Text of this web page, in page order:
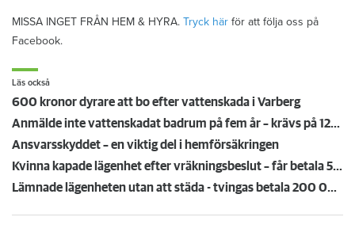
MISSA INGET FRÅN HEM & HYRA. Tryck här för att följa oss på
Facebook.
Läs också
600 kronor dyrare att bo efter vattenskada i Varberg
Anmälde inte vattenskadat badrum på fem år – krävs på 125 000 kronor
Ansvarsskyddet – en viktig del i hemförsäkringen
Kvinna kapade lägenhet efter vräkningsbeslut – får betala 50 000
Lämnade lägenheten utan att städa - tvingas betala 200 000 kronor